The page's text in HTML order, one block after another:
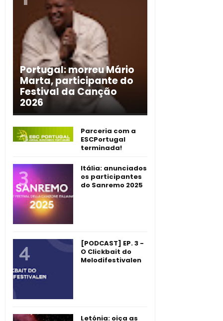
Portugal: morreu Mário
Marta, participante do
Festival da Canção
2026
Parceria com a
ESCPortugal
terminada!
Itália: anunciados
os participantes
do Sanremo 2025
[PODCAST] EP. 3 -
O Clickbait do
Melodifestivalen
Letónia: oiça as